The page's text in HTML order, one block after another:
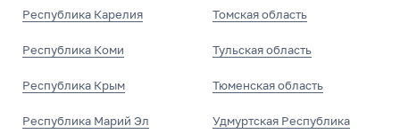
Республика Карелия
Республика Коми
Республика Крым
Республика Марий Эл
Томская область
Тульская область
Тюменская область
Удмуртская Республика